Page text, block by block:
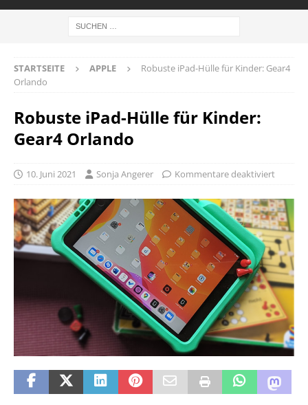
STARTSEITE APPLE
Robuste iPad-Hülle für Kinder: Gear4
Orlando
Robuste iPad-Hülle für Kinder:
Gear4 Orlando
10. Juni 2021 Sonja Angerer Kommentare deaktiviert